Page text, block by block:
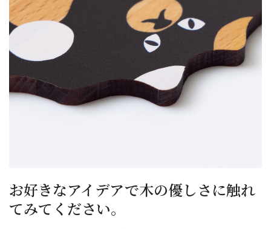
お好きなアイデアで木の優しさに触れ
てみてください。